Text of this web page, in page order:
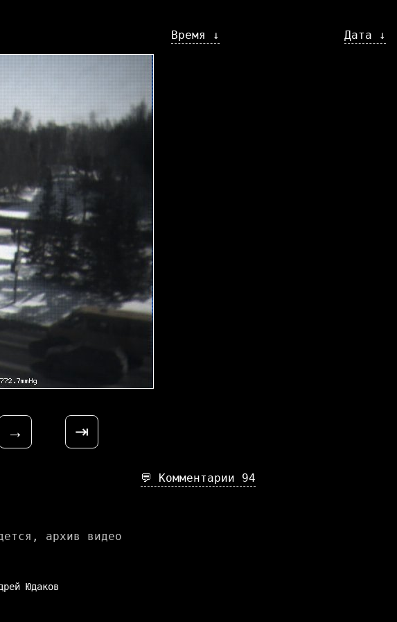
Дата ↓
Время ↓
→ ⇥
💬 Комментарии 94
архив видео
Юдаков